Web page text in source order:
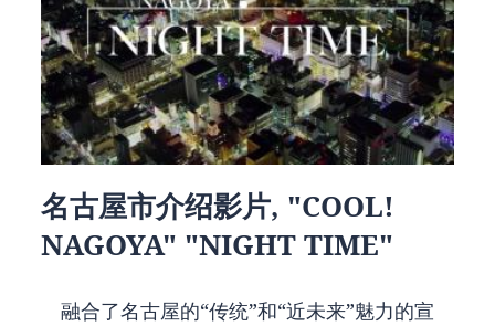
名古屋市介绍影片, "COOL!
NAGOYA" "NIGHT TIME"
融合了名古屋的“传统”和“近未来”魅力的宣